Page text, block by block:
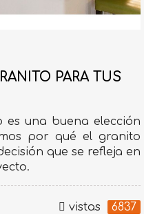
PARA TUS
es una buena elección
por qué el granito
que se refleja en
vistas 6837